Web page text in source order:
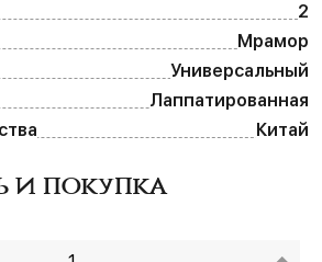
2
Мрамор
Универсальный
Лаппатированная
Китай
и покупка